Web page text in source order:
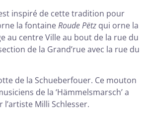
inspiré de cette tradition pour
la fontaineRoude Pëtz qui orne la
au centre Ville au bout de la rue du
de la Grand’rue avec la rue du
de la Schueberfouer. Ce mouton
de la ‘Hämmelsmarsch’ a
l’artiste Milli Schlesser.